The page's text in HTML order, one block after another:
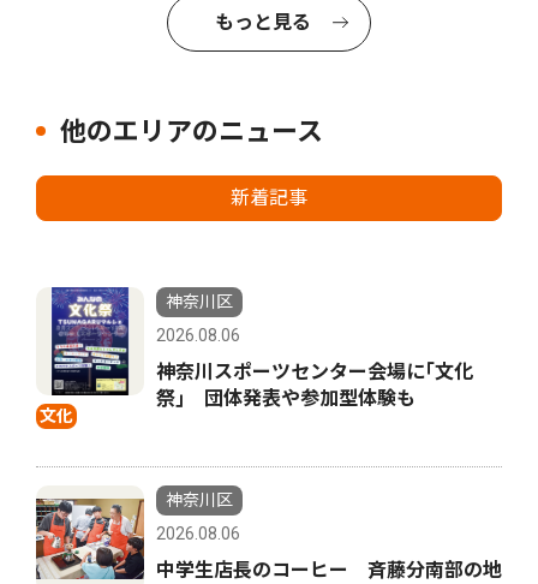
もっと見る
他のエリアのニュース
新着記事
文化
神奈川区
2026.08.06
神奈川スポーツセンター会場に｢文化
祭｣ 団体発表や参加型体験も
神奈川区
2026.08.06
中学生店長のコーヒー 斉藤分南部の地